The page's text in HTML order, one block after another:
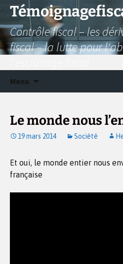
Aller
contenu
Contrôle fiscal – les
fiscal – la lutte pour
Menu
Le monde nous
19 mars 2014 Société
Et oui, le monde entier nous
française